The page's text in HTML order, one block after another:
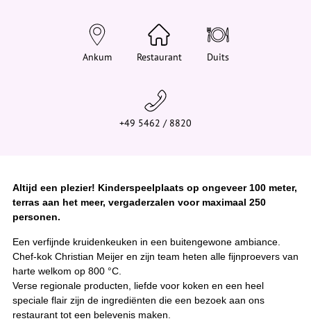
Ankum Restaurant Duits
+49 5462 / 8820
Altijd een plezier! Kinderspeelplaats op ongeveer 100 meter,
terras aan het meer, vergaderzalen voor maximaal 250
personen.
Een verfijnde kruidenkeuken in een buitengewone ambiance.
Chef-kok Christian Meijer en zijn team heten alle fijnproevers van
harte welkom op 800 °C.
Verse regionale producten, liefde voor koken en een heel
speciale flair zijn de ingrediënten die een bezoek aan ons
restaurant tot een belevenis maken.